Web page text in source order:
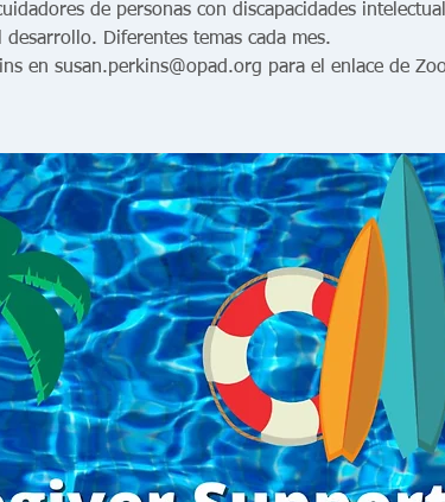
de personas con discapacidades
desarrollo. Diferentes temas cada mes.
en susan.perkins@opad.org para el enlace de